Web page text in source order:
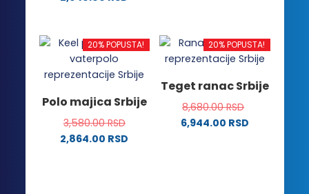
proizvoda.
proizvoda.
ima
više
varijanti.
mogu
biti
izabrane
više
varijanti.
mogu
biti
izabrane
20% POPUSTA!
Polo majica Srbije
3,580.00RSD
2,864.00 RSD
20% POPUSTA!
Teget ranac Srbije
8,680.00RSD
6,944.00 RSD